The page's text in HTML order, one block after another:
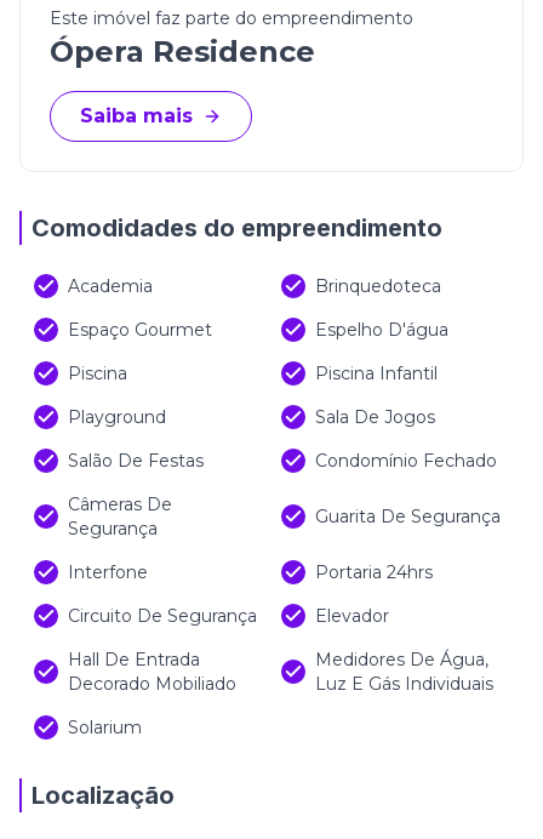
(Os valores estão sujeitos à alteração sem aviso
prévio)
Este imóvel faz parte do empreendimento
Ópera Residence
Saiba mais
Comodidades do empreendimento
Academia
Brinquedoteca
Espaço Gourmet
Espelho D'água
Piscina
Piscina Infantil
Playground
Sala De Jogos
Salão De Festas
Condomínio Fechado
Câmeras De
Segurança
Guarita De Segurança
Interfone
Portaria 24hrs
Circuito De Segurança
Elevador
Hall De Entrada
Decorado Mobiliado
Medidores De Água,
Luz E Gás Individuais
Solarium
Localização